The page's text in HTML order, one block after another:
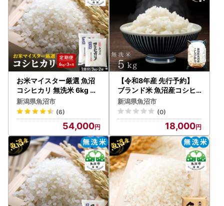
お米マイスター厳選 魚沼
コシヒカリ 無洗米 6kg （
3kg × 2 ） 3ヶ月 連続お届
け 米 定期便 こしひかり 白
米 お楽しみ 新潟県
新潟県魚沼市
(6)
54,000
【令和8年産 先行予約】
ブランド米 魚沼産コシヒ
カリ 無洗米 5kg お米 コシ
ヒカリ100％ ミネラル
新潟県魚沼市
(0)
18,000